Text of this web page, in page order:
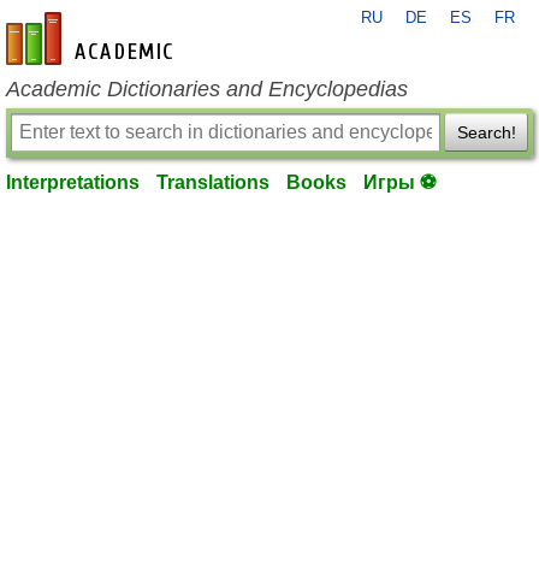
en-academic.com
RU DE ES FR
Academic Dictionaries and Encyclopedias
Search!
Interpretations Translations Books Игры ⚽